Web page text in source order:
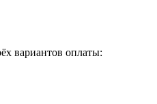
вариантов оплаты: